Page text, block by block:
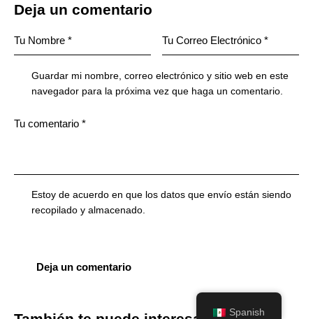
Deja un comentario
Guardar mi nombre, correo electrónico y sitio web en este
navegador para la próxima vez que haga un comentario.
Estoy de acuerdo en que los datos que envío están siendo
recopilado y almacenado.
Spanish